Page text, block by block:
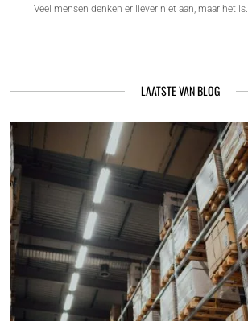
Veel mensen denken er liever niet aan, maar het is…
LAATSTE VAN BLOG